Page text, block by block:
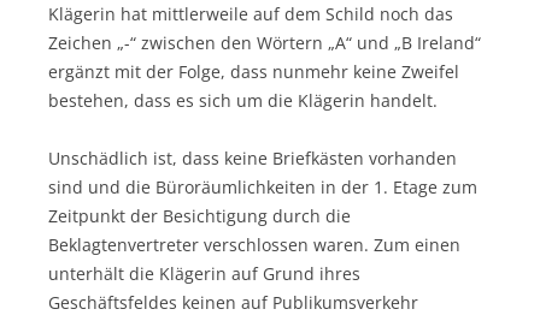
Klägerin hat mittlerweile auf dem Schild noch das
Zeichen „-“ zwischen den Wörtern „A“ und „B Ireland“
ergänzt mit der Folge, dass nunmehr keine Zweifel
bestehen, dass es sich um die Klägerin handelt.
Unschädlich ist, dass keine Briefkästen vorhanden
sind und die Büroräumlichkeiten in der 1. Etage zum
Zeitpunkt der Besichtigung durch die
Beklagtenvertreter verschlossen waren. Zum einen
unterhält die Klägerin auf Grund ihres
Geschäftsfeldes keinen auf Publikumsverkehr